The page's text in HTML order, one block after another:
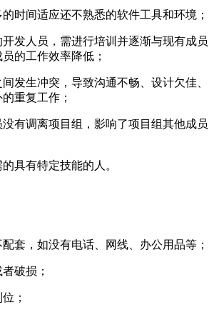
时间适应还不熟悉的软件工具和环境；
发人员，需进行培训并逐渐与现有成员
的工作效率降低；
发生冲突，导致沟通不畅、设计欠佳、
重复工作；
有调离项目组，影响了项目组其他成员
具有特定技能的人。
套，如没有电话、网线、办公用品等；
破损；
；